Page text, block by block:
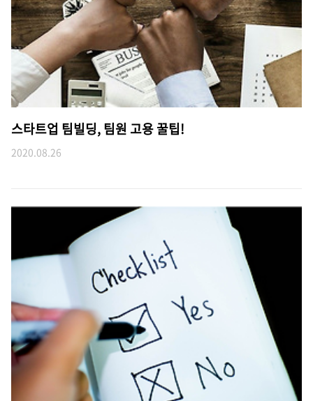
스타트업 팀빌딩, 팀원 고용 꿀팁!
2020.08.26